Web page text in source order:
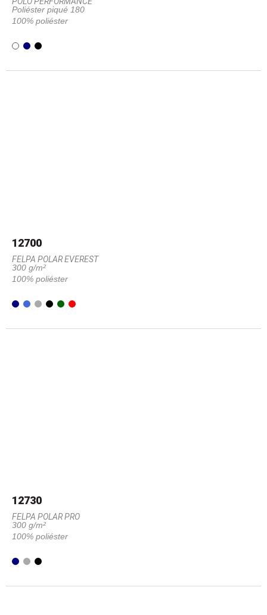
Poliéster piqué 180
100% poliéster
12700
FELPA POLAR EVEREST
300 g/m²
100% poliéster
12730
FELPA POLAR PRO
300 g/m²
100% poliéster